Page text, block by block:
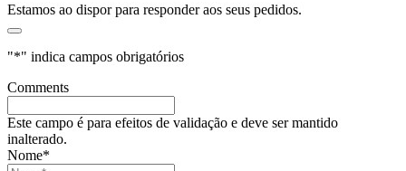
Estamos ao dispor para responder aos seus pedidos.
"*" indica campos obrigatórios
Comments
Este campo é para efeitos de validação e deve ser mantido
inalterado.
Nome*